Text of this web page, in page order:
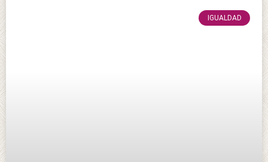
IGUALDAD